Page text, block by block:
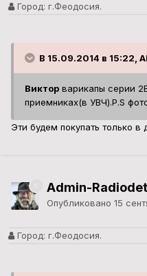
Город: г.Феодосия.
В 15.09.2014 в 15:22,
Виктор варикапы серии
приемниках(в УВЧ).P.S
Эти будем покупать только в
Admin-
Опубликовано 15
Город: г.Феодосия.